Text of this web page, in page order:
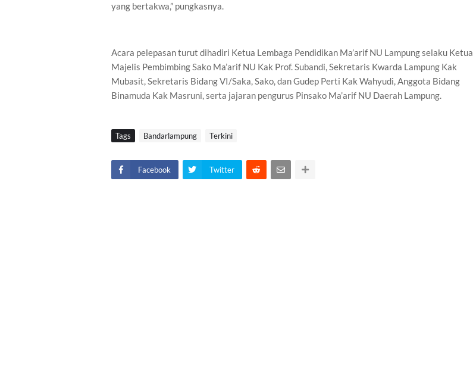
yang bertakwa,” pungkasnya.
Acara pelepasan turut dihadiri Ketua Lembaga Pendidikan Ma’arif NU Lampung selaku Ketua
Majelis Pembimbing Sako Ma’arif NU Kak Prof. Subandi, Sekretaris Kwarda Lampung Kak
Mubasit, Sekretaris Bidang VI/Saka, Sako, dan Gudep Perti Kak Wahyudi, Anggota Bidang
Binamuda Kak Masruni, serta jajaran pengurus Pinsako Ma’arif NU Daerah Lampung.
Tags Bandarlampung Terkini
Facebook Twitter